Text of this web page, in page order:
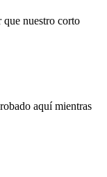
que nuestro corto
aquí mientras